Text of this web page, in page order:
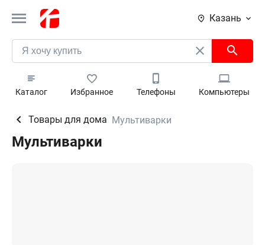
Казань
Каталог Избранное Телефоны Компьютеры
Товары для дома Мультиварки
Мультиварки